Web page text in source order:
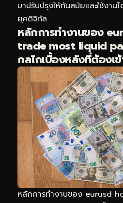
มาปรับปรุงให้ทันสมัยและใช้งาน
ยุคดิจิทัล
หลักการทำงานของ
trade most liquid
กลไกเบื้องหลังที่ต้องเข้
หลักการทำงานของ eurusd